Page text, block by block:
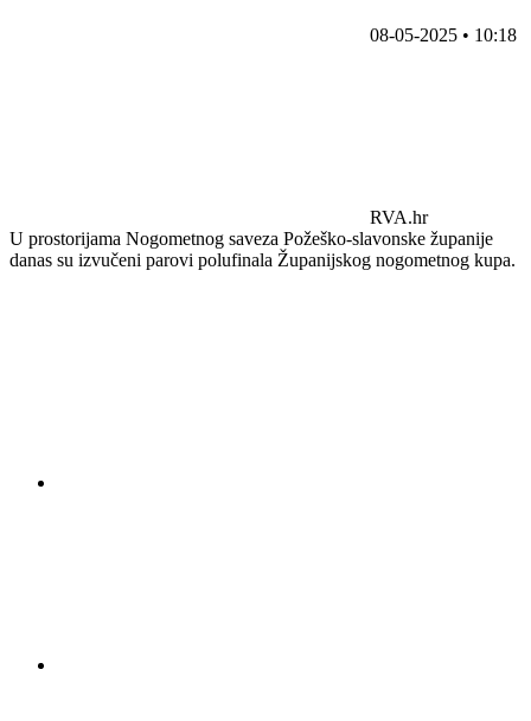
08-05-2025 • 10:18
RVA.hr
U prostorijama Nogometnog saveza Požeško-slavonske županije
danas su izvučeni parovi polufinala Županijskog nogometnog kupa.